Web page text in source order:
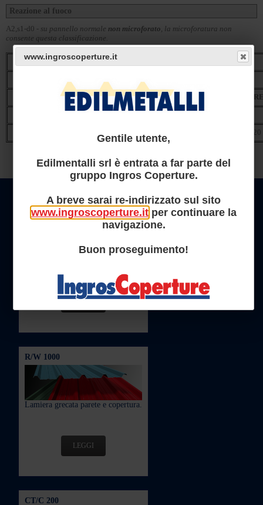
Reazione al fuoco
A2,s1-d0 - su pannello normale non microforato , la microforatura non
consente questa classificazione.
MODELLO / MODEL
SPESSORE / THICKNESS
RISULTATO /
EI90-E120
KAPPA 5
LEGGI
R/W 1000
Lamiera grecata parete e copertura.
LEGGI
CT/C 200
www.ingroscoperture.it
Gentile utente,
Edilmentalli srl è entrata a far parte del
gruppo Ingros Coperture.
A breve sarai re-indirizzato sul sito
www.ingroscoperture.itper continuare la
navigazione.
Buon proseguimento!